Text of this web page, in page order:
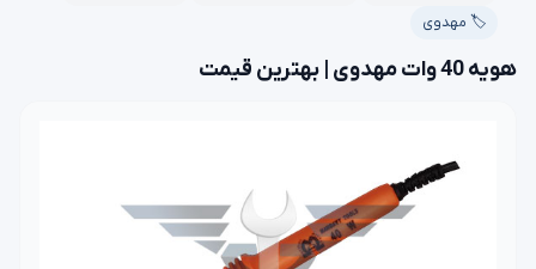
🏷️ مهدوی
هویه 40 وات مهدوی | بهترین قیمت